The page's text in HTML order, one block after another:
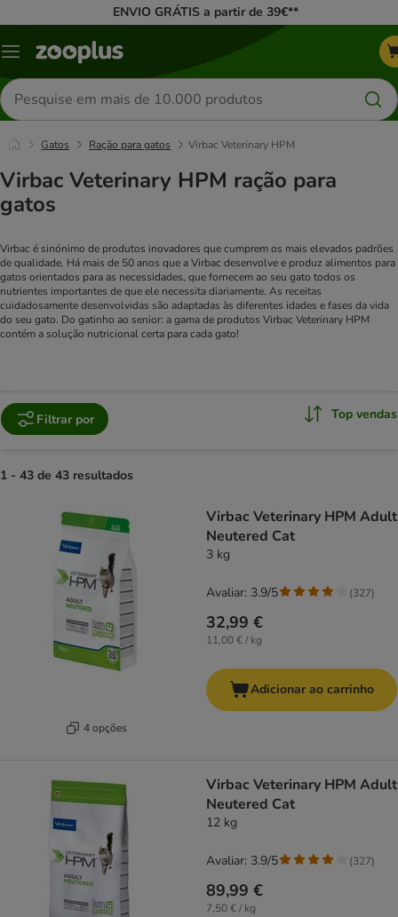
ENVIO GRÁTIS a partir de 39€**
Menu
Pesquisar
produtos
Gatos Ração para gatos Virbac Veterinary HPM
Virbac Veterinary HPM ração para
gatos
Virbac é sinónimo de produtos inovadores que cumprem os mais elevados padrões
de qualidade. Há mais de 50 anos que a Virbac desenvolve e produz alimentos para
gatos orientados para as necessidades, que fornecem ao seu gato todos os
nutrientes importantes de que ele necessita diariamente. As receitas
cuidadosamente desenvolvidas são adaptadas às diferentes idades e fases da vida
do seu gato. Do gatinho ao senior: a gama de produtos Virbac Veterinary HPM
contém a solução nutricional certa para cada gato!
Filtrar por Top vendas
1 - 43 de 43 resultados
4 opções
Virbac Veterinary HPM Adult
Neutered Cat
3 kg
32,99 €
11,00 € / kg
Avaliar: 3.9/5 (327)
Adicionar ao carrinho
Virbac Veterinary HPM Adult
Neutered Cat
12 kg
89,99 €
7,50 € / kg
Avaliar: 3.9/5 (327)